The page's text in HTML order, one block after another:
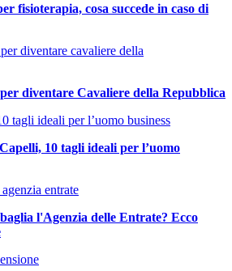
fisioterapia, cosa succede in caso di
diventare Cavaliere della Repubblica
Capelli, 10 tagli ideali per l’uomo
l'Agenzia delle Entrate? Ecco